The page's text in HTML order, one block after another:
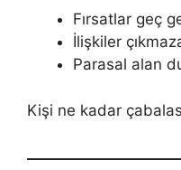
Fırsatlar geç
İlişkiler
Parasal alan
Kişi ne kadar